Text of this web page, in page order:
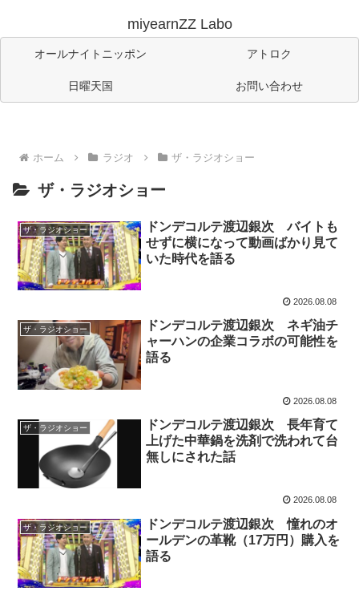
miyearnZZ Labo
オールナイトニッポン アトロク
日曜天国 お問い合わせ
ホーム ラジオ ザ・ラジオショー
ザ・ラジオショー
ザ・ラジオショー
ドンデコルテ渡辺銀次 バイトも
せずに横になって動画ばかり見て
いた時代を語る
2026.08.08
ザ・ラジオショー
ドンデコルテ渡辺銀次 ネギ油チ
ャーハンの企業コラボの可能性を
語る
2026.08.08
ザ・ラジオショー
ドンデコルテ渡辺銀次 長年育て
上げた中華鍋を洗剤で洗われて台
無しにされた話
2026.08.08
ザ・ラジオショー
ドンデコルテ渡辺銀次 憧れのオ
ールデンの革靴（17万円）購入を
語る